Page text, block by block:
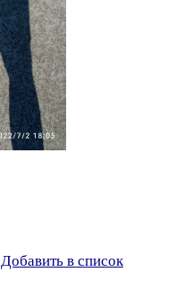
Добавить в список